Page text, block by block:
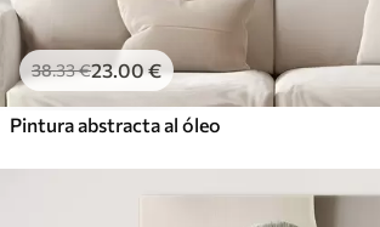
38.33€23.00€
Pintura abstracta al óleo